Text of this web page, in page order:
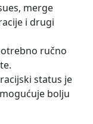
merge
i drugi
ručno
status je
bolju